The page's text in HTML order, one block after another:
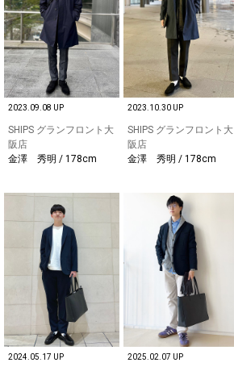
2023.09.08 UP
SHIPS グランフロント大
阪店
金澤 秀明 / 178cm
2023.10.30 UP
SHIPS グランフロント大
阪店
金澤 秀明 / 178cm
2024.05.17 UP 2025.02.07 UP